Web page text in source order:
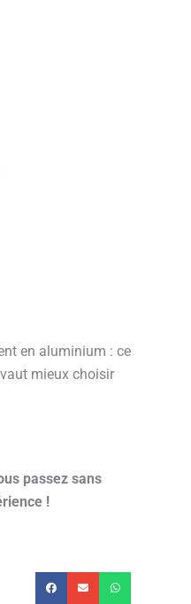
en aluminium : ce
mieux choisir
passez sans
!